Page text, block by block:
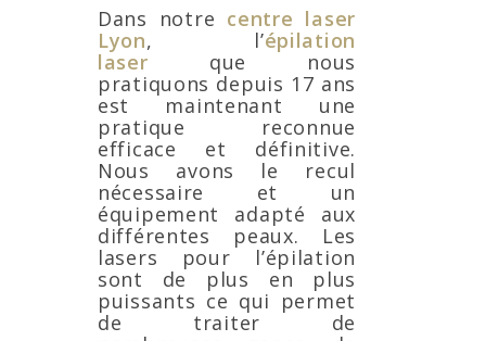
Dans notre centre laser
Lyon, l’épilation
laser que nous
pratiquons depuis 17 ans
est maintenant une
pratique reconnue
efficace et définitive.
Nous avons le recul
nécessaire et un
équipement adapté aux
différentes peaux. Les
lasers pour l’épilation
sont de plus en plus
puissants ce qui permet
de traiter de